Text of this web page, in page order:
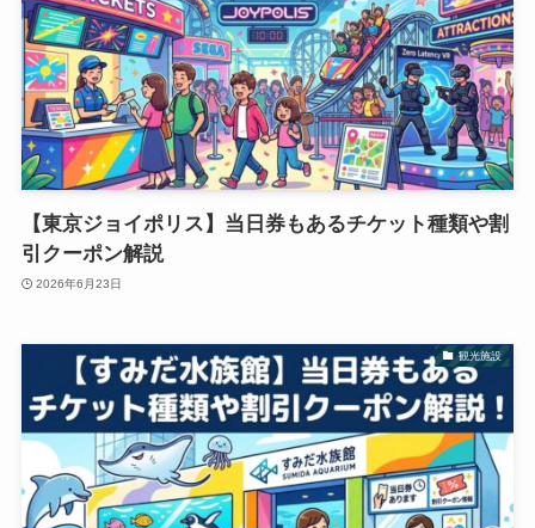
【東京ジョイポリス】当日券もあるチケット種類や割
引クーポン解説
2026年6月23日
観光施設